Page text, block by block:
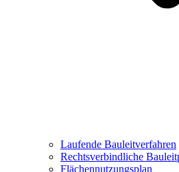
Laufende Bauleitverfahren
Rechtsverbindliche
Flächennutzungsplan